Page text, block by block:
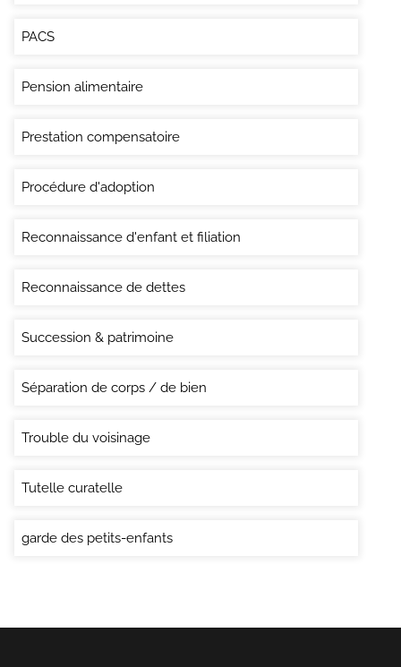
PACS
Pension alimentaire
Prestation compensatoire
Procédure d'adoption
Reconnaissance d'enfant et filiation
Reconnaissance de dettes
Succession & patrimoine
Séparation de corps / de bien
Trouble du voisinage
Tutelle curatelle
garde des petits-enfants